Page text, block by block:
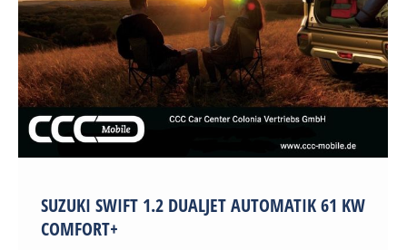
SUZUKI SWIFT 1.2 DUALJET AUTOMATIK 61 KW
COMFORT+